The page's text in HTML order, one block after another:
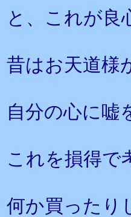
と、これが良
昔はお天道様
自分の心に嘘
これを損得で
何か買ったり